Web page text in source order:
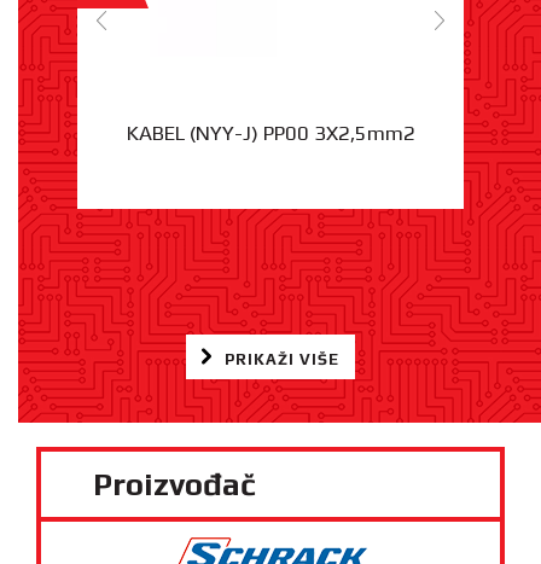
Proizvođač
KABEL (NYY-J) PP00 3X2,5mm2
PRIKAŽI VIŠE